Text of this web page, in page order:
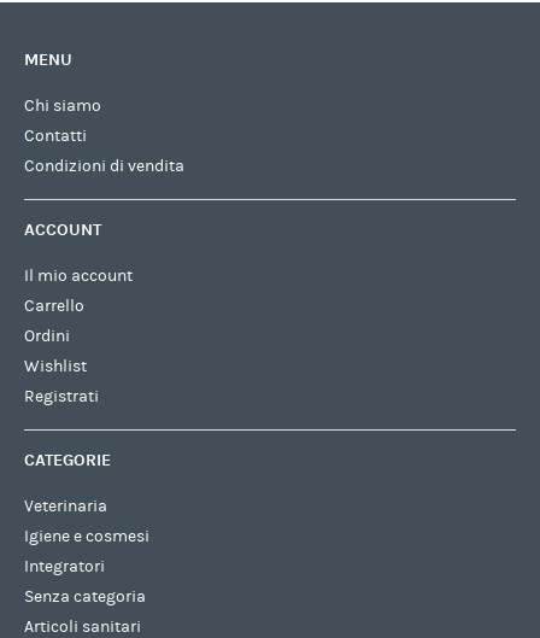
MENU
Chi siamo
Contatti
Condizioni di vendita
ACCOUNT
Il mio account
Carrello
Ordini
Wishlist
Registrati
CATEGORIE
Veterinaria
Igiene e cosmesi
Integratori
Senza categoria
Articoli sanitari